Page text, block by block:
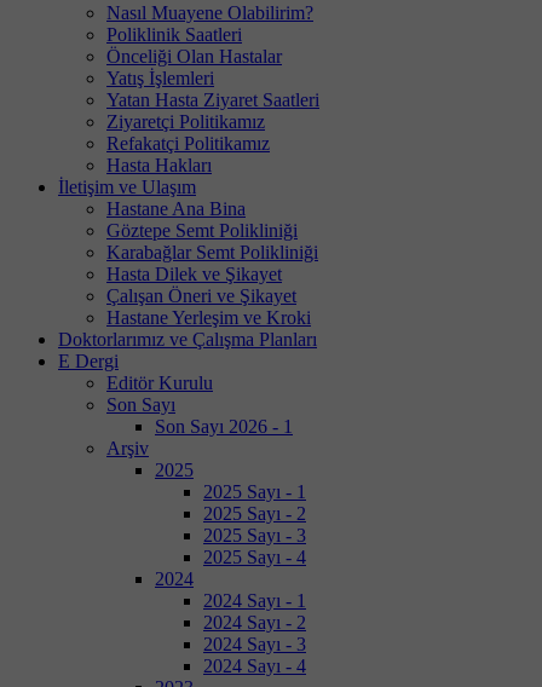
Nasıl Muayene Olabilirim?
Poliklinik Saatleri
Önceliği Olan Hastalar
Yatış İşlemleri
Yatan Hasta Ziyaret Saatleri
Ziyaretçi Politikamız
Refakatçi Politikamız
Hasta Hakları
İletişim ve Ulaşım
Hastane Ana Bina
Göztepe Semt Polikliniği
Karabağlar Semt Polikliniği
Hasta Dilek ve Şikayet
Çalışan Öneri ve Şikayet
Hastane Yerleşim ve Kroki
Doktorlarımız ve Çalışma Planları
E Dergi
Editör Kurulu
Son Sayı
Son Sayı 2026 - 1
Arşiv
2025
2025 Sayı - 1
2025 Sayı - 2
2025 Sayı - 3
2025 Sayı - 4
2024
2024 Sayı - 1
2024 Sayı - 2
2024 Sayı - 3
2024 Sayı - 4